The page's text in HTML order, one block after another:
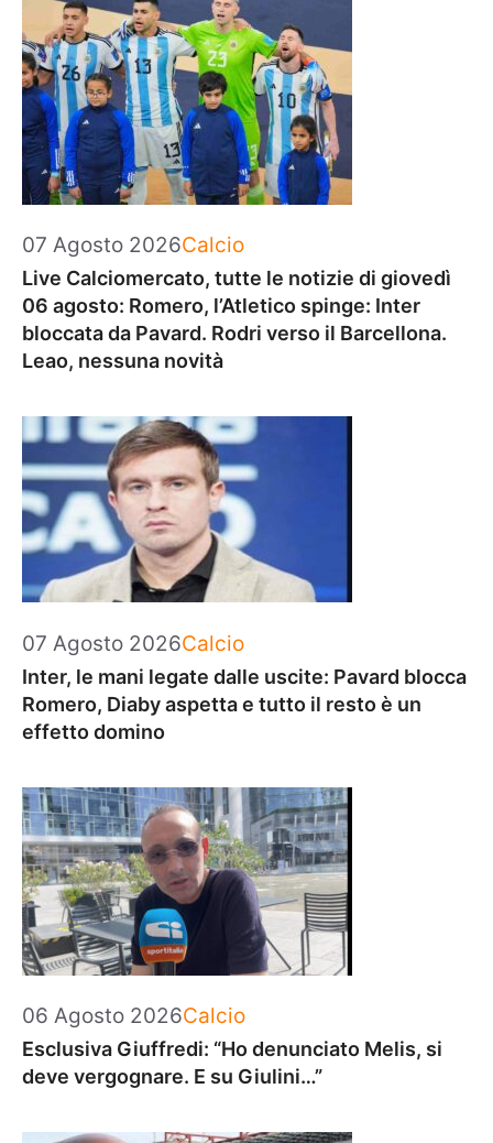
07 Agosto 2026Categorie
Calcio
Live Calciomercato, tutte le notizie di giovedì
06 agosto: Romero, l’Atletico spinge: Inter
bloccata da Pavard. Rodri verso il Barcellona.
Leao, nessuna novità
07 Agosto 2026Categorie
Calcio
Inter, le mani legate dalle uscite: Pavard blocca
Romero, Diaby aspetta e tutto il resto è un
effetto domino
06 Agosto 2026Categorie
Calcio
Esclusiva Giuffredi: “Ho denunciato Melis, si
deve vergognare. E su Giulini…”